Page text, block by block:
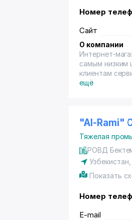
Номер
Сайт
О компании
Интернет-
самым низким
клиентам
ещё
"Al-Rami"
Тяжелая
РОВД
Узбекистан,
Показать
Номер
E-mail